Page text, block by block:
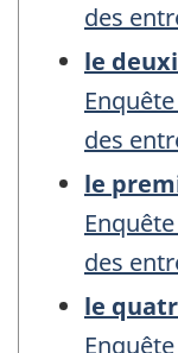
des
le
des
le
des
le